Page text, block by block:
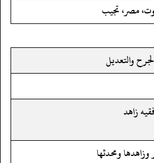
مصر، تجيب
والتعديل
زاهد
ومحدثها